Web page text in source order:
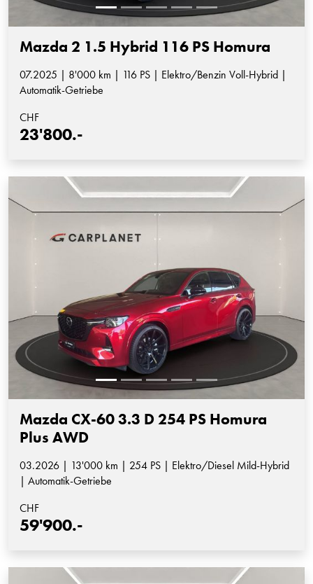
Mazda 2 1.5 Hybrid 116 PS Homura
07.2025 | 8'000 km | 116 PS | Elektro/Benzin Voll-Hybrid |
Automatik-Getriebe
CHF
23'800.-
Mazda CX-60 3.3 D 254 PS Homura
Plus AWD
03.2026 | 13'000 km | 254 PS | Elektro/Diesel Mild-Hybrid
| Automatik-Getriebe
CHF
59'900.-